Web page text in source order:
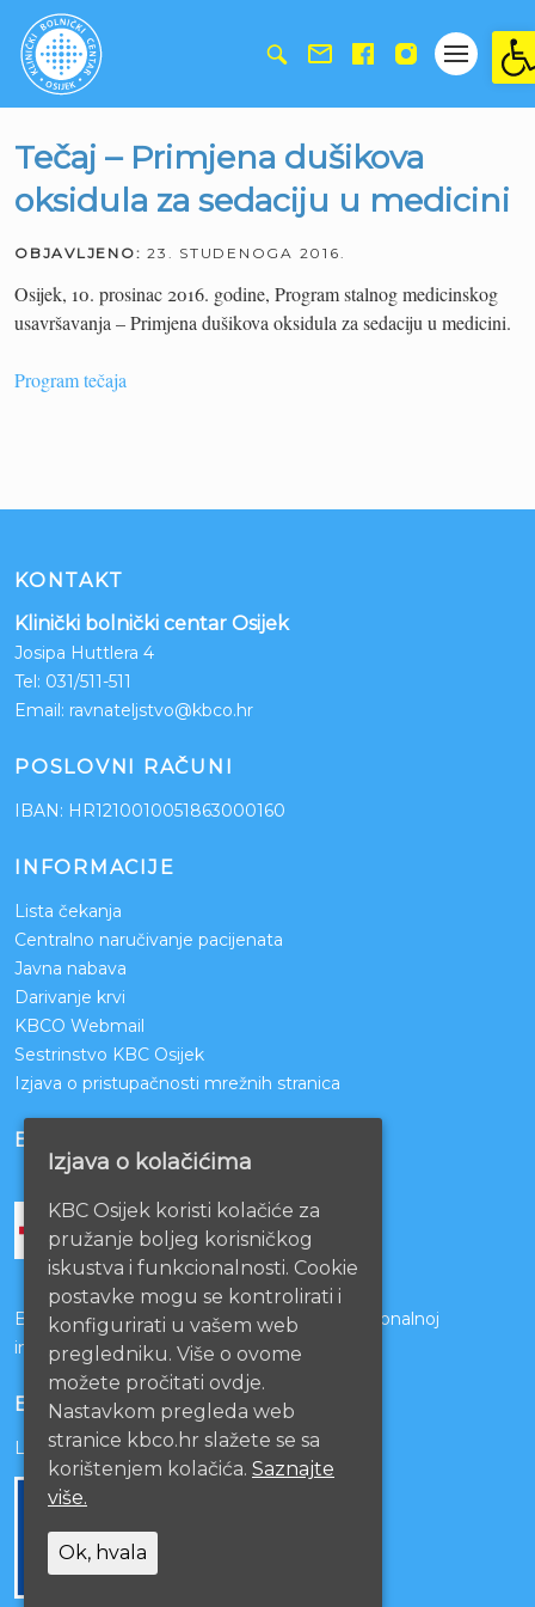
Tečaj – Primjena dušikova
oksidula za sedaciju u medicini
OBJAVLJENO: 23. STUDENOGA 2016.
Osijek, 10. prosinac 2016. godine, Program stalnog medicinskog
usavršavanja – Primjena dušikova oksidula za sedaciju u medicini.
Program tečaja
KONTAKT
Klinički bolnički centar Osijek
Josipa Huttlera 4
Tel: 031/511-511
Email: ravnateljstvo@kbco.hr
POSLOVNI RAČUNI
IBAN: HR1210010051863000160
INFORMACIJE
Lista čekanja
Centralno naručivanje pacijenata
Javna nabava
Darivanje krvi
KBCO Webmail
Sestrinstvo KBC Osijek
Izjava o pristupačnosti mrežnih stranica
BOLNICE PARTNERI
Bolnice s kojima je potpisan ugovor o funkcionalnoj
integraciji
EU PROJEKTI
Lista projekata
Izjava o kolačićima
KBC Osijek koristi kolačiće za
pružanje boljeg korisničkog
iskustva i funkcionalnosti. Cookie
postavke mogu se kontrolirati i
konfigurirati u vašem web
pregledniku. Više o ovome
možete pročitati ovdje.
Nastavkom pregleda web
stranice kbco.hr slažete se sa
korištenjem kolačića. Saznajte
više.
Ok, hvala